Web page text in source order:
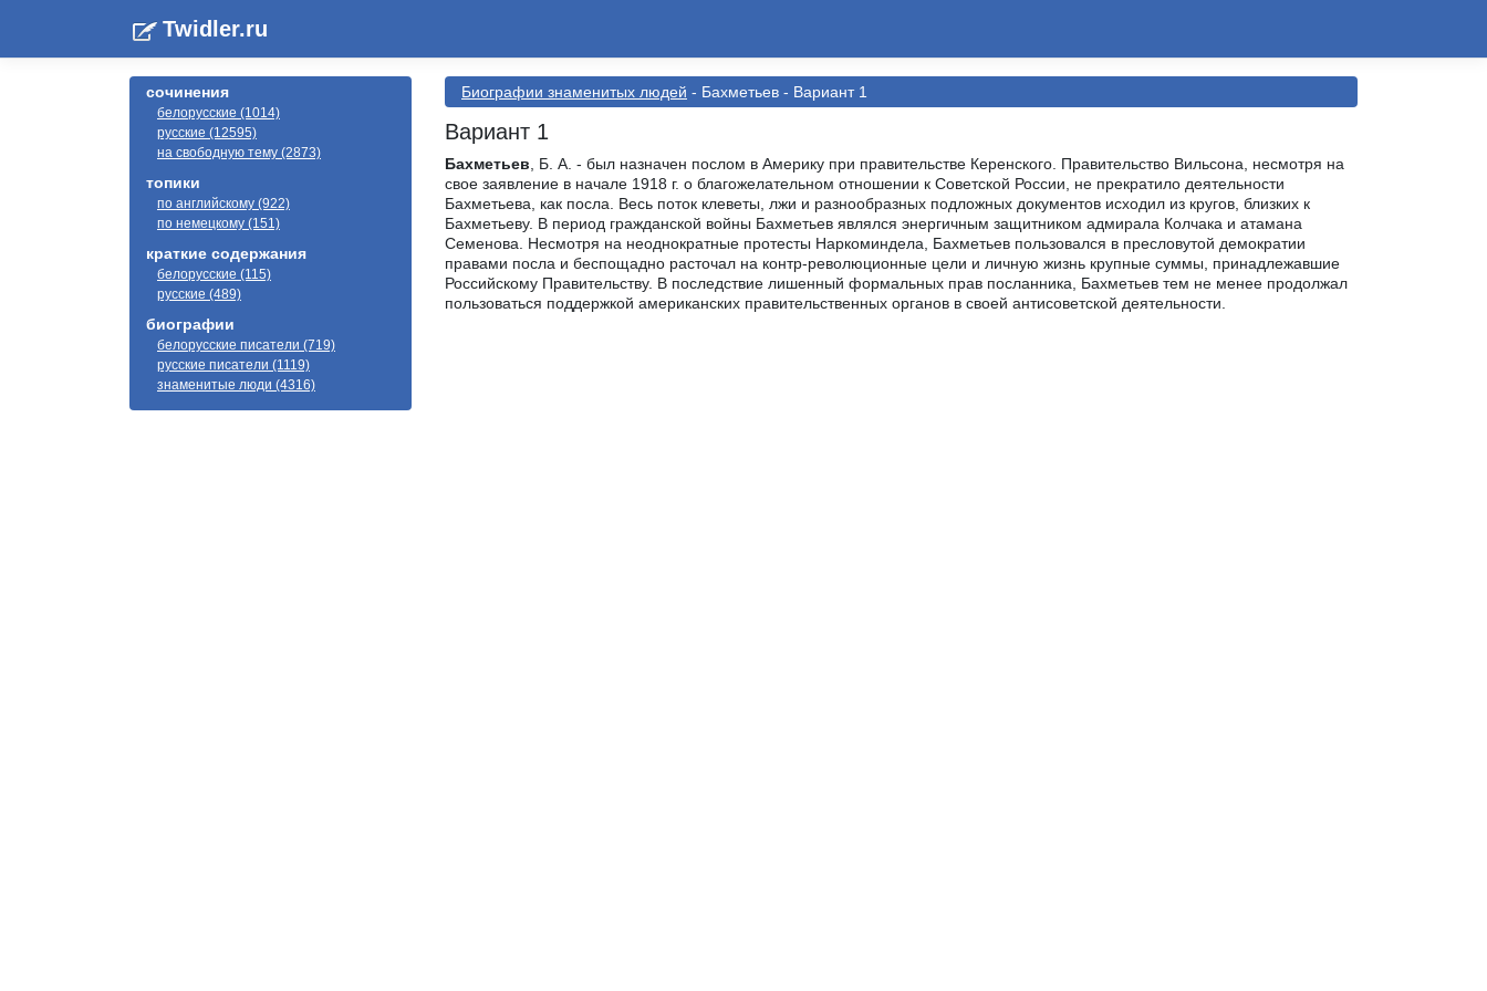
Twidler.ru
сочинения
белорусские (1014)
русские (12595)
на свободную тему (2873)
топики
по английскому (922)
по немецкому (151)
краткие содержания
белорусские (115)
русские (489)
биографии
белорусские писатели (719)
русские писатели (1119)
знаменитые люди (4316)
Биографии знаменитых людей - Бахметьев - Вариант 1
Вариант 1
Бахметьев , Б. А. - был назначен послом в Америку при правительстве Керенского. Правительство Вильсона, несмотря на
свое заявление в начале 1918 г. о благожелательном отношении к Советской России, не прекратило деятельности
Бахметьева, как посла. Весь поток клеветы, лжи и разнообразных подложных документов исходил из кругов, близких к
Бахметьеву. В период гражданской войны Бахметьев являлся энергичным защитником адмирала Колчака и атамана
Семенова. Несмотря на неоднократные протесты Наркоминдела, Бахметьев пользовался в пресловутой демократии
правами посла и беспощадно расточал на контр-революционные цели и личную жизнь крупные суммы, принадлежавшие
Российскому Правительству. В последствие лишенный формальных прав посланника, Бахметьев тем не менее продолжал
пользоваться поддержкой американских правительственных органов в своей антисоветской деятельности.